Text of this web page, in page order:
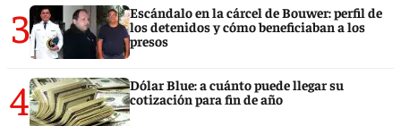
3
Escándalo en la cárcel de Bouwer: perfil de
los detenidos y cómo beneficiaban a los
presos
4
Dólar Blue: a cuánto puede llegar su
cotización para fin de año